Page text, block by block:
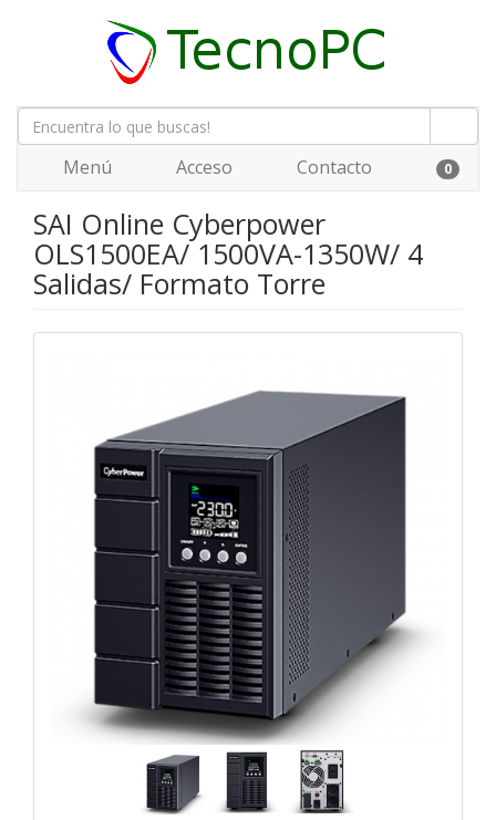
Menú Acceso Contacto 0
SAI Online Cyberpower
OLS1500EA/ 1500VA-1350W/ 4
Salidas/ Formato Torre